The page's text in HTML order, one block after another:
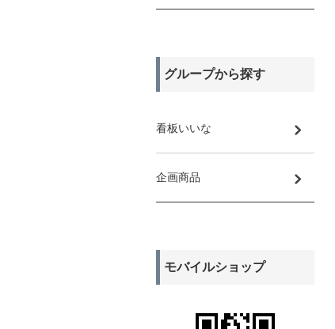
グループから探す
看板いいな
企画商品
モバイルショップ